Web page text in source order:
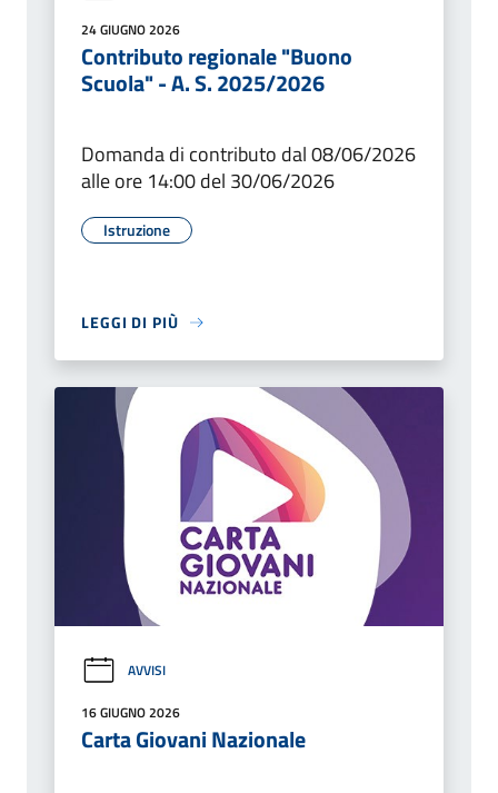
24 GIUGNO 2026
Contributo regionale "Buono
Scuola" - A. S. 2025/2026
Domanda di contributo dal 08/06/2026
alle ore 14:00 del 30/06/2026
Istruzione
LEGGI DI PIÙ
AVVISI
16 GIUGNO 2026
Carta Giovani Nazionale